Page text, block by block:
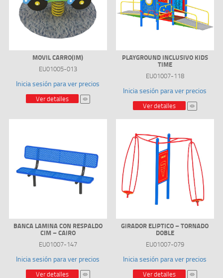
MOVIL CARRO(IM)
EU01005-013
Inicia sesión para ver precios
Ver detalles
PLAYGROUND INCLUSIVO KIDS
TIME
EU01007-118
Inicia sesión para ver precios
Ver detalles
BANCA LAMINA CON RESPALDO
CIM – CAIRO
EU01007-147
Inicia sesión para ver precios
Ver detalles
GIRADOR ELIPTICO – TORNADO
DOBLE
EU01007-079
Inicia sesión para ver precios
Ver detalles